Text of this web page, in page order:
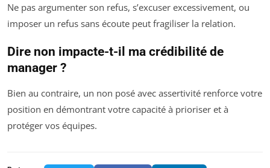
Ne pas argumenter son refus, s’excuser excessivement, ou
imposer un refus sans écoute peut fragiliser la relation.
Dire non impacte-t-il ma crédibilité de
manager ?
Bien au contraire, un non posé avec assertivité renforce votre
position en démontrant votre capacité à prioriser et à
protéger vos équipes.